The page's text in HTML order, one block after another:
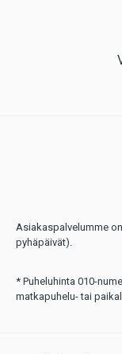
Asiakaspalvelumme
pyhäpäivät).
* Puheluhinta 010-
matkapuhelu- tai